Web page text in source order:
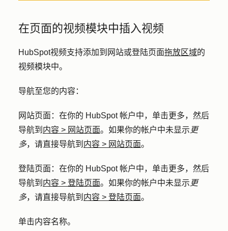
在页面的视频模块中插入视频
HubSpot视频支持添加到网站或登陆页面拖放区域的
视频模块中。
导航至您的内容：
网站页面 ：在你的 HubSpot 帐户中，单击更多，然后
导航到 内容 > 网站页面。如果你的帐户中未显示 更
多，请直接导航到 内容 > 网站页面。
登陆页面 ：在你的 HubSpot 帐户中，单击更多，然后
导航到 内容 > 登陆页面。如果你的帐户中未显示 更
多，请直接导航到 内容 > 登陆页面。
单击内容名称。